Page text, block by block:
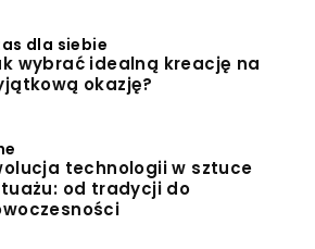
dla siebie
wybrać idealną kreację na
okazję?
technologii w sztuce
od tradycji do